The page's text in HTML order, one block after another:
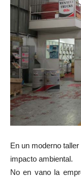
En un moderno
impacto ambiental.
No en vano la